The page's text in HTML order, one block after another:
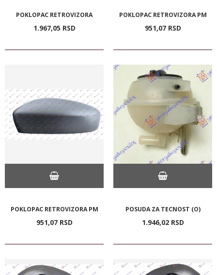
POKLOPAC RETROVIZORA
1.967,05 RSD
POKLOPAC RETROVIZORA PM
951,07 RSD
POKLOPAC RETROVIZORA PM
951,07 RSD
POSUDA ZA TECNOST (O)
1.946,02 RSD